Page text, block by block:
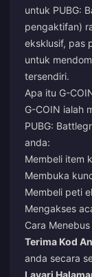
untuk PUBG:
pengaktifan)
eksklusif, pas
untuk
tersendiri.
Apa itu G-
G-COIN ialah
PUBG:
anda:
Membeli item
Membuka
Membeli peti
Mengakses
Cara
Terima Kod
anda secara
Layari